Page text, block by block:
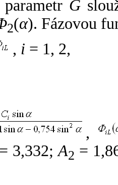
G
2(α). Fázovou
, i = 1, 2,
,
= 3,332;A2 =